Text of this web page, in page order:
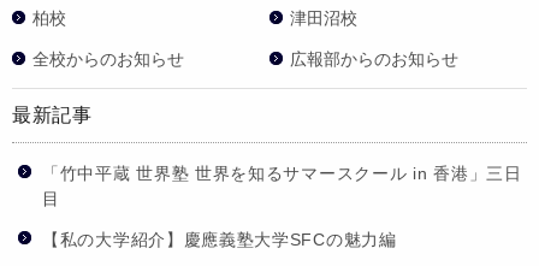
柏校 津田沼校
全校からのお知らせ 広報部からのお知らせ
最新記事
「竹中平蔵 世界塾 世界を知るサマースクール in 香港」三日
目
【私の大学紹介】慶應義塾大学SFCの魅力編